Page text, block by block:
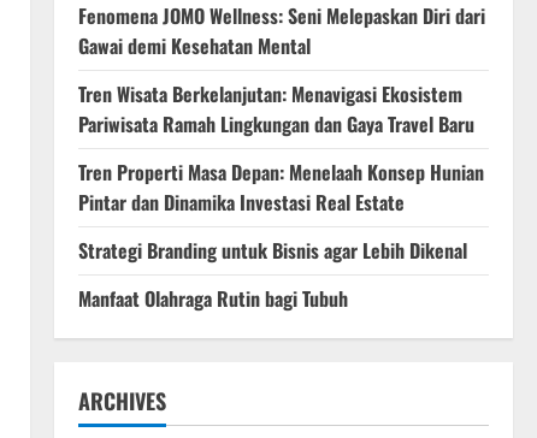
Fenomena JOMO Wellness: Seni Melepaskan Diri dari
Gawai demi Kesehatan Mental
Tren Wisata Berkelanjutan: Menavigasi Ekosistem
Pariwisata Ramah Lingkungan dan Gaya Travel Baru
Tren Properti Masa Depan: Menelaah Konsep Hunian
Pintar dan Dinamika Investasi Real Estate
Strategi Branding untuk Bisnis agar Lebih Dikenal
Manfaat Olahraga Rutin bagi Tubuh
ARCHIVES